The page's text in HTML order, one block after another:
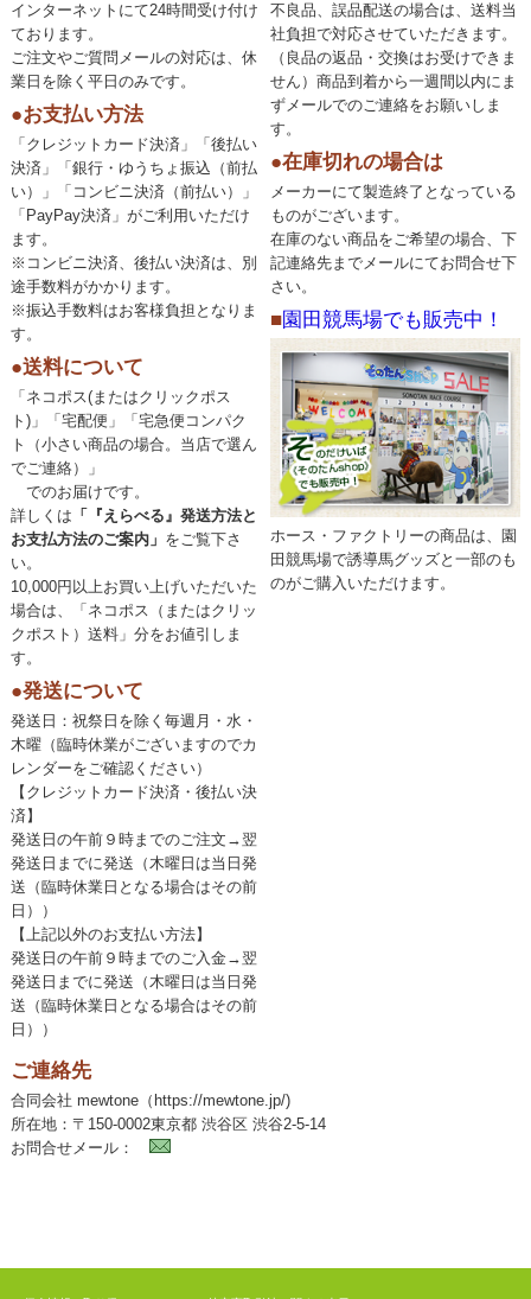
インターネットにて24時間受け付け
ております。
ご注文やご質問メールの対応は、休
業日を除く平日のみです。
●お支払い方法
「クレジットカード決済」「後払い
決済」「銀行・ゆうちょ振込（前払
い）」「コンビニ決済（前払い）」
「PayPay決済」がご利用いただけ
ます。
※コンビニ決済、後払い決済は、別
途手数料がかかります。
※振込手数料はお客様負担となりま
す。
●送料について
「ネコポス(またはクリックポス
ト)」「宅配便」「宅急便コンパク
ト（小さい商品の場合。当店で選ん
でご連絡）」
でのお届けです。
詳しくは 「『えらべる』発送方法と
お支払方法のご案内」 をご覧下さ
い。
10,000円以上お買い上げいただいた
場合は、「ネコポス（またはクリッ
クポスト）送料」分をお値引しま
す。
●発送について
発送日：祝祭日を除く毎週月・水・
木曜（臨時休業がございますのでカ
レンダーをご確認ください）
【クレジットカード決済・後払い決
済】
発送日の午前９時までのご注文→翌
発送日までに発送（木曜日は当日発
送（臨時休業日となる場合はその前
日））
【上記以外のお支払い方法】
発送日の午前９時までのご入金→翌
発送日までに発送（木曜日は当日発
送（臨時休業日となる場合はその前
日））
不良品、誤品配送の場合は、送料当
社負担で対応させていただきます。
（良品の返品・交換はお受けできま
せん）商品到着から一週間以内にま
ずメールでのご連絡をお願いしま
す。
●在庫切れの場合は
メーカーにて製造終了となっている
ものがございます。
在庫のない商品をご希望の場合、下
記連絡先までメールにてお問合せ下
さい。
■園田競馬場でも販売中！
ホース・ファクトリーの商品は、園
田競馬場で誘導馬グッズと一部のも
のがご購入いただけます。
ご連絡先
合同会社 mewtone（https://mewtone.jp/)
所在地：〒150-0002東京都 渋谷区 渋谷2-5-14
お問合せメール：